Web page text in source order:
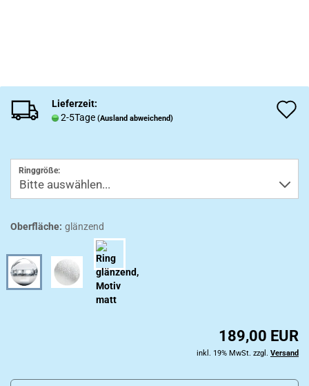
Lieferzeit:
2-5Tage (Ausland abweichend)
Ringgröße:
Oberfläche: glänzend
189,00 EUR
inkl. 19% MwSt. zzgl. Versand